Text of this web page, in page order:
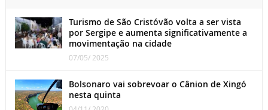
Turismo de São Cristóvão volta a ser vista
por Sergipe e aumenta significativamente a
movimentação na cidade
07/05/ 2025
Bolsonaro vai sobrevoar o Cânion de Xingó
nesta quinta